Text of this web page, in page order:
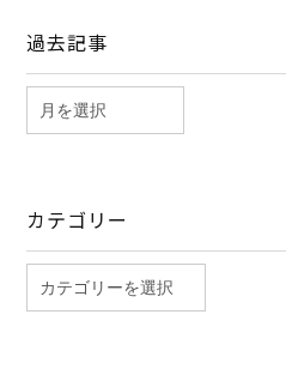
過去記事
カテゴリー